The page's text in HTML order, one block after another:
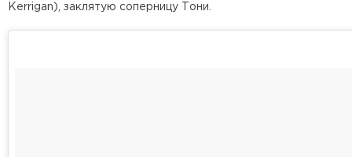
Kerrigan), заклятую соперницу Тони.